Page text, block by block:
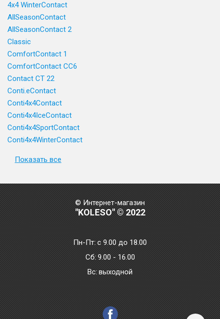
4x4 WinterContact
AllSeasonContact
AllSeasonContact 2
Classic
ComfortContact 1
ComfortContact CC6
Contact CT 22
Conti.eContact
Conti4x4Contact
Conti4x4IceContact
Conti4x4SportContact
Conti4x4WinterContact
Показать все
© Интернет-магазин
"KOLESO" © 2022
Пн-Пт:с 9.00 до 18.00
Сб: 9.00 - 16.00
Bc: выходной